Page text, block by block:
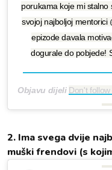
porukama koje mi stalno
svojoj najboljoj mentorici
epizode davala
dogurale do pobjede!
Objavu dijeli Don't follow
2. Ima svega dvije
muški frendovi (s